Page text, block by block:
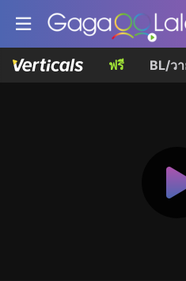
ฟรี BL/ว